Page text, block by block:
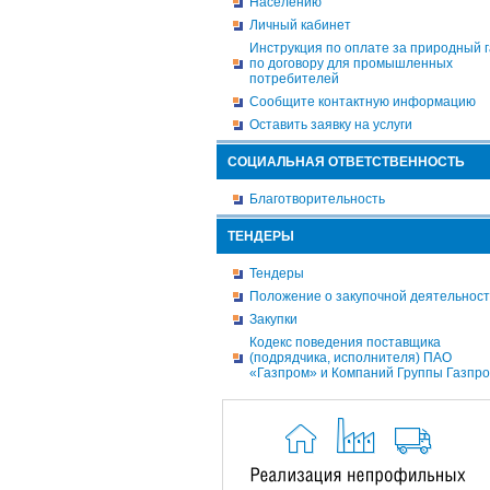
Личный кабинет
Инструкция по оплате за природный
по договору для промышленных
потребителей
Сообщите контактную информацию
Оставить заявку на услуги
СОЦИАЛЬНАЯ ОТВЕТСТВЕННОСТЬ
Благотворительность
ТЕНДЕРЫ
Тендеры
Положение о закупочной
Закупки
Кодекс поведения поставщика
(подрядчика, исполнителя) ПАО
«Газпром» и Компаний Группы